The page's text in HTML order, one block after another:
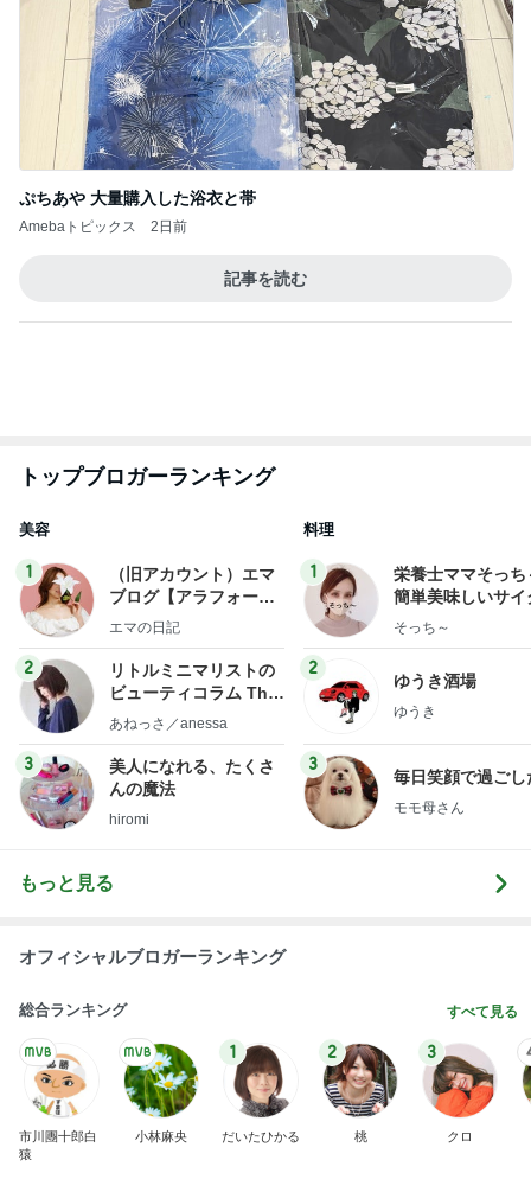
ぷちあや 大量購入した浴衣と帯
Amebaトピックス 2日前
記事を読む
トップブロガーランキング
美容
1
（旧アカウント）エマ
ブログ【アラフォー会
社売却セカンドライ
エマの日記
2
リトルミニマリストの
ビューティコラム The
little minimalist's bea
あねっさ／anessa
3
美人になれる、たくさ
んの魔法
hiromi
料理
1
栄養士ママそっち
簡単美味しいサイ
献立
そっち～
2
ゆうき酒場
ゆうき
3
毎日笑顔で過ごし
モモ母さん
もっと見る
オフィシャルブロガーランキング
総合ランキング すべて見る
市川團十郎白
猿
小林麻央
1
だいたひかる
2
桃
3
クロ